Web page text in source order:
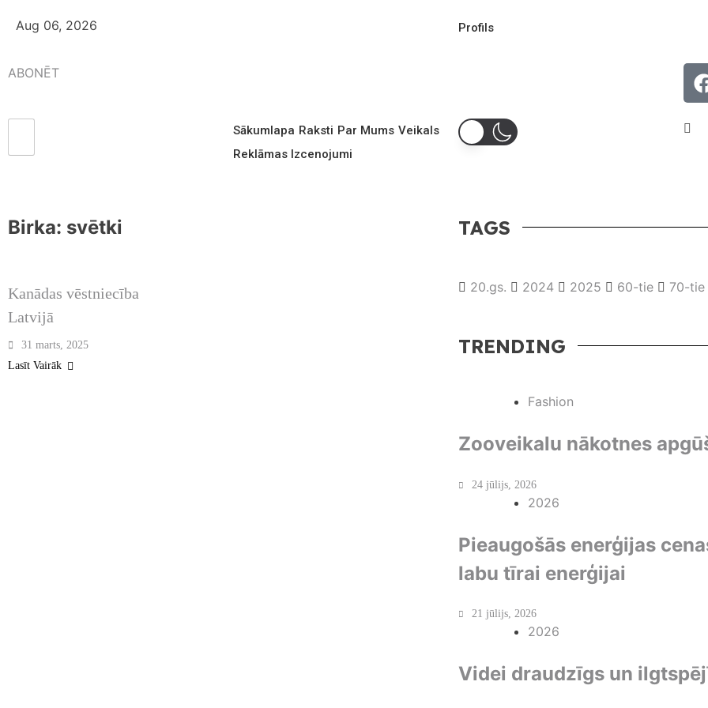
Aug 06, 2026 Profils
ABONĒT
Sākumlapa Raksti Par Mums Veikals
Reklāmas Izcenojumi
Aizsargāts: Aizstāvēt savas
Birka: svētki
Kanādas vēstniecība
Latvijā
31 marts, 2025
Lasīt Vairāk
TAGS
20.gs. 2024 2025 60-tie 70-tie
TRENDING
Fashion
Zooveikalu nākotnes
24 jūlijs, 2026
2026
Pieaugošās enerģijas
labu tīrai enerģijai
21 jūlijs, 2026
2026
Videi draudzīgs un